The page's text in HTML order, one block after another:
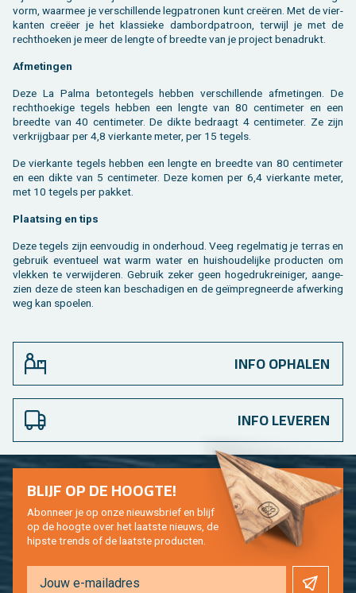
vorm, waar­mee je ver­schil­len­de leg­pa­tro­nen kunt creëren. Met de vier­
kan­ten creëer je het klas­sie­ke dam­bord­pa­troon, ter­wijl je met de
recht­hoe­ken je meer de leng­te of breed­te van je pro­ject be­na­drukt.
Af­me­tin­gen
Deze La Palma be­ton­te­gels heb­ben ver­schil­len­de af­me­tin­gen. De
recht­hoe­ki­ge te­gels heb­ben een leng­te van 80 cen­ti­me­ter en een
breed­te van 40 cen­ti­me­ter. De dikte be­draagt 4 cen­ti­me­ter. Ze zijn
ver­krijg­baar per 4,8 vier­kan­te meter, per 15 te­gels.
De vier­kan­te te­gels heb­ben een leng­te en breed­te van 80 cen­ti­me­ter
en een dikte van 5 cen­ti­me­ter. Deze komen per 6,4 vier­kan­te meter,
met 10 te­gels per pak­ket.
Plaat­sing en tips
Deze te­gels zijn een­vou­dig in on­der­houd. Veeg re­gel­ma­tig je ter­ras en
ge­bruik even­tu­eel wat warm water en huis­hou­de­lij­ke pro­duc­ten om
vlek­ken te ver­wij­de­ren. Ge­bruik zeker geen ho­ge­druk­rei­ni­ger, aan­ge­
zien deze de steen kan be­scha­di­gen en de geïmpreg­neer­de af­wer­king
weg kan spoe­len.
INFO OPHALEN
INFO LEVEREN
BLIJF OP DE HOOG­TE!
Abon­neer je op onze nieuws­brief en blijf
op de hoog­te over het laat­ste nieuws, de
hip­s­te trends of de laat­ste pro­duc­ten.